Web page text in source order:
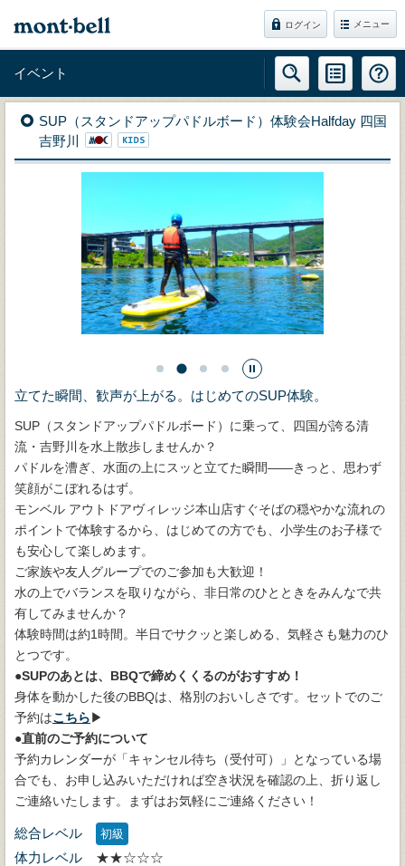
ログイン メニュー
イベント
SUP（スタンドアップパドルボード）体験会Halfday 四国
吉野川
立てた瞬間、歓声が上がる。はじめてのSUP体験。
SUP（スタンドアップパドルボード）に乗って、四国が誇る清
流・吉野川を水上散歩しませんか？
パドルを漕ぎ、水面の上にスッと立てた瞬間——きっと、思わず
笑顔がこぼれるはず。
モンベル アウトドアヴィレッジ本山店すぐそばの穏やかな流れの
ポイントで体験するから、はじめての方でも、小学生のお子様で
も安心して楽しめます。
ご家族や友人グループでのご参加も大歓迎！
水の上でバランスを取りながら、非日常のひとときをみんなで共
有してみませんか？
体験時間は約1時間。半日でサクッと楽しめる、気軽さも魅力のひ
とつです。
●SUPのあとは、BBQで締めくくるのがおすすめ！
身体を動かした後のBBQは、格別のおいしさです。セットでのご
予約はこちら▶
●直前のご予約について
予約カレンダーが「キャンセル待ち（受付可）」となっている場
合でも、お申し込みいただければ空き状況を確認の上、折り返し
ご連絡いたします。まずはお気軽にご連絡ください！
総合レベル 初級
体力レベル
★★☆☆☆